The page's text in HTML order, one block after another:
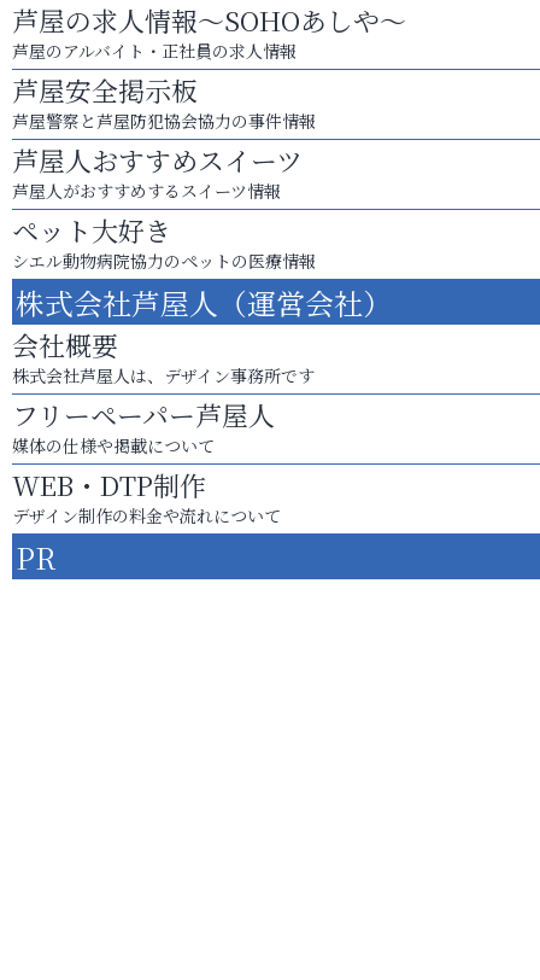
芦屋の求人情報～SOHOあしや～
芦屋のアルバイト・正社員の求人情報
芦屋安全掲示板
芦屋警察と芦屋防犯協会協力の事件情報
芦屋人おすすめスイーツ
芦屋人がおすすめするスイーツ情報
ペット大好き
シエル動物病院協力のペットの医療情報
株式会社芦屋人（運営会社）
会社概要
株式会社芦屋人は、デザイン事務所です
フリーペーパー芦屋人
媒体の仕様や掲載について
WEB・DTP制作
デザイン制作の料金や流れについて
PR